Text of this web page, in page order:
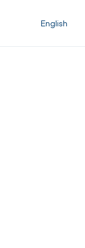
English